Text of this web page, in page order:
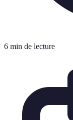
6 min de lecture